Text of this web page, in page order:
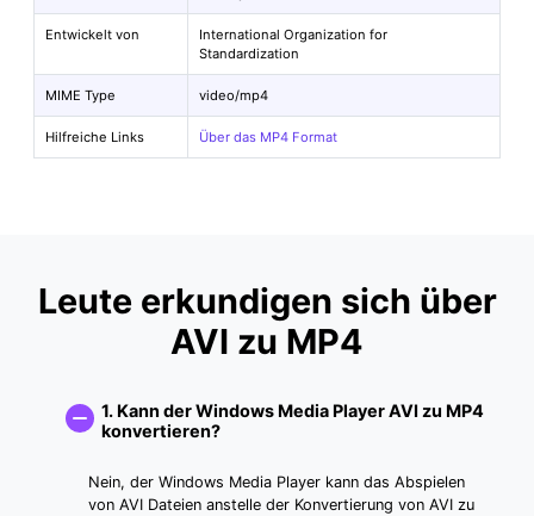
Entwickelt von
International Organization for
Standardization
MIME Type video/mp4
Hilfreiche Links Über das MP4 Format
Leute erkundigen sich über
AVI zu MP4
1. Kann der Windows Media Player AVI zu MP4
konvertieren?
Nein, der Windows Media Player kann das Abspielen
von AVI Dateien anstelle der Konvertierung von AVI zu